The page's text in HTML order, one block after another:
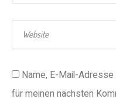
Name, E-Mail-
für meinen nächsten